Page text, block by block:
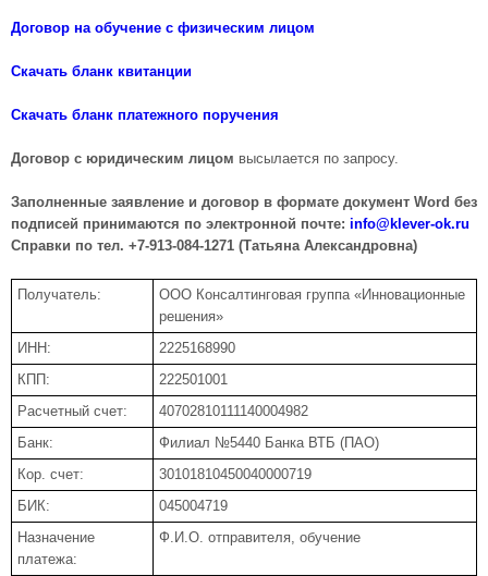
Договор на обучение с физическим лицом
Скачать бланк квитанции
Скачать бланк платежного поручения
Договор с юридическим лицом высылается по запросу.
Заполненные заявление и договор в формате документ Word без
подписей принимаются по электронной почте: info@klever-ok.ru
Справки по тел. +7-913-084-1271 (Татьяна Александровна)
Получатель:
ООО Консалтинговая группа «Инновационные
решения»
ИНН:
2225168990
КПП:
222501001
Расчетный счет:
40702810111140004982
Банк:
Филиал №5440 Банка ВТБ (ПАО)
Кор. счет:
30101810450040000719
БИК:
045004719
Назначение
платежа:
Ф.И.О. отправителя, обучение